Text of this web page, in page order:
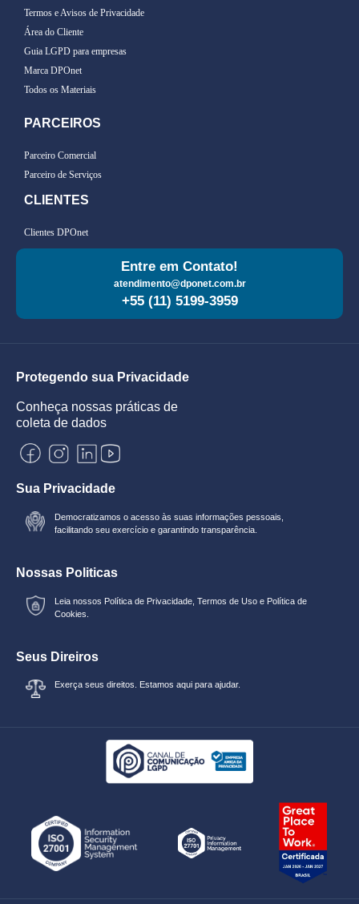
Termos e Avisos de Privacidade
Área do Cliente
Guia LGPD para empresas
Marca DPOnet
Todos os Materiais
PARCEIROS
Parceiro Comercial
Parceiro de Serviços
CLIENTES
Clientes DPOnet
Entre em Contato!
atendimento@dponet.com.br
+55 (11) 5199-3959
Protegendo sua Privacidade
Conheça nossas práticas de
coleta de dados
Sua Privacidade
Democratizamos o acesso às suas informações pessoais,
facilitando seu exercício e garantindo transparência.
Nossas Politicas
Leia nossos Política de Privacidade ,Termos de Uso e Política de
Cookies.
Seus Direiros
Exerça seus direitos. Estamos aqui para ajudar.